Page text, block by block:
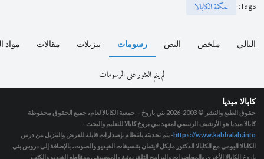
Tags
: حكمة الكابالا
التالي ملخص النص رسومات تنزيلات مقالات مواد
لم يتم العثور على الرسومات
كابالا ميديا
حقوق الطبع والنشر © 2003-2026
بني باروخ – جمعية الكابالا لعام، جميع الحقوق محفوظة
كابالا ميديا هو الأرشيف الرسمي لمعهد بني بروخ كابالا للتعليم والبحث -
https://www.kabbalah.info- يتم تحديثه بانتظام بإصدارات قابلة للعرض والتنزيل من درس
الكابالا اليومي مع الكابالا الدكتور مايكل لايتمان بتنسيقات الفيديو والصوت، بالإضافة إلى دروس بني
باروخ الكابالا الأخرى والمحاضرات والبرامج التلفزيونية والموسيقى ومقاطع الفيديو والكتب